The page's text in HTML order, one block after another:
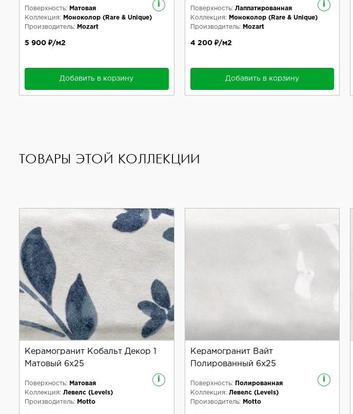
i
Поверхность:
Матовая
Коллекция:
Моноколор (Rare & Unique)
Производитель:
Mozart
5 900 ₽/м2
Добавить в корзину
i
Поверхность: Лаппатированная
Коллекция:
Моноколор (Rare & Unique)
Производитель:
Mozart
4 200 ₽/м2
Добавить в корзину
ТОВАРЫ ЭТОЙ КОЛЛЕКЦИИ
Керамогранит Кобальт Декор 1
Матовый 6x25
i
Поверхность:
Матовая
Коллекция: Левелс (Levels)
Производитель:
Motto
Керамогранит Вайт
Полированный 6x25
i
Поверхность:
Полированная
Коллекция: Левелс (Levels)
Производитель:
Motto